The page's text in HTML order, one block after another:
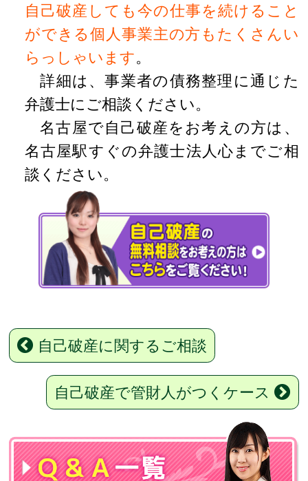
自己破産しても今の仕事を続けること
ができる個人事業主の方もたくさんい
らっしゃいます。
詳細は、事業者の債務整理に通じた
弁護士にご相談ください。
名古屋で自己破産をお考えの方は、
名古屋駅すぐの弁護士法人心までご相
談ください。
自己破産に関するご相談
自己破産で管財人がつくケース